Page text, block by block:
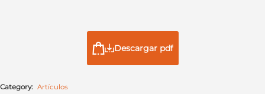
Descargar pdf
Category: Artículos